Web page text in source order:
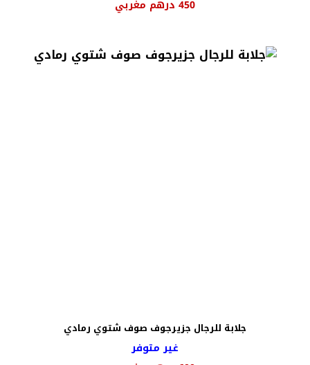
450 درهم مغربي
جلابة للرجال جزيرجوف صوف شتوي رمادي
غير متوفر